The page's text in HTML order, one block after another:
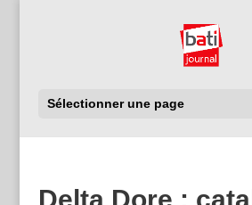
Sélectionner une page